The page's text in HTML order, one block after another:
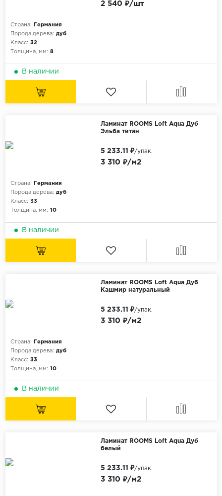
Страна:
Германия
Порода дерева: дуб
Класс: 32
Толщина, мм: 8
2 540 ₽/шт
В наличии
Ламинат ROOMS Loft Aqua Дуб
Эльба титан
Страна:
Германия
Порода дерева: дуб
Класс: 33
Толщина, мм: 10
3 310 ₽/м2
5 233.11 ₽/упак.
В наличии
Ламинат ROOMS Loft Aqua Дуб
Кашмир натуральный
Страна:
Германия
Порода дерева: дуб
Класс: 33
Толщина, мм: 10
3 310 ₽/м2
5 233.11 ₽/упак.
В наличии
Ламинат ROOMS Loft Aqua Дуб
белый
3 310 ₽/м2
5 233.11 ₽/упак.